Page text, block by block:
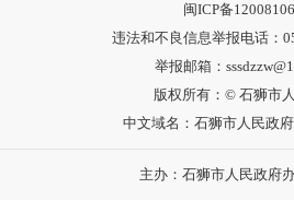
闽ICP备
违法和不良信息举报电话：
举报邮箱：
版权所有：© 石狮市
中文域名：石狮市人民政
主办：石狮市人民政府